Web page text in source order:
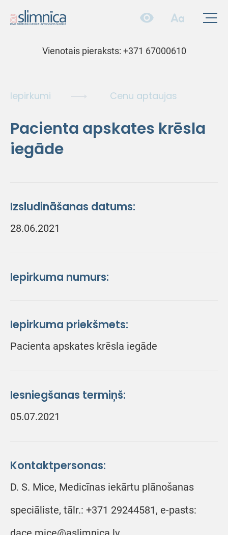
Vienotais pieraksts: +371 67000610
Iepirkumi Cenu aptaujas
Pacienta apskates krēsla
iegāde
Izsludināšanas datums:
28.06.2021
Iepirkuma numurs:
Iepirkuma priekšmets:
Pacienta apskates krēsla iegāde
Iesniegšanas termiņš:
05.07.2021
Kontaktpersonas:
D. S. Mice, Medicīnas iekārtu plānošanas
speciāliste, tālr.: +371 29244581, e-pasts: